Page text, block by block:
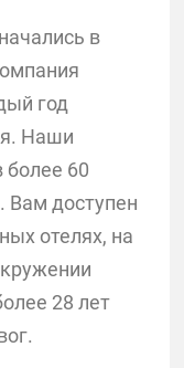
в
год
Наши
более 60
Вам доступен
отелях, на
28 лет